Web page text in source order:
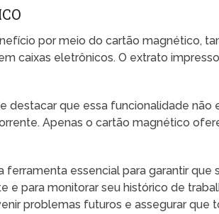
por meio do cartão magnético,
caixas eletrônicos. O extrato
destacar que essa funcionalidade
Apenas o cartão magnético
ferramenta essencial para garantir
e para monitorar seu histórico de
problemas futuros e assegurar que